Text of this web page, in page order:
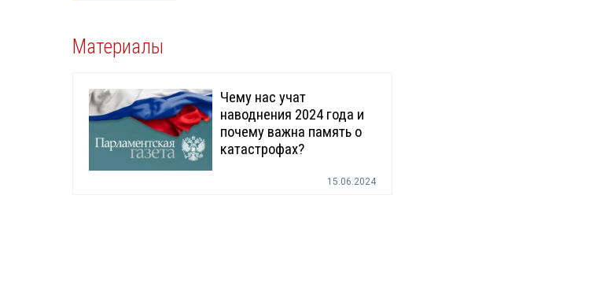
Материалы
Чему нас учат
наводнения 2024 года и
почему важна память о
катастрофах?
15.06.2024